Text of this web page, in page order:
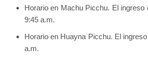
Horario en Machu Picchu. El ingreso
9:45 a.m.
Horario en Huayna Picchu. El
a.m.